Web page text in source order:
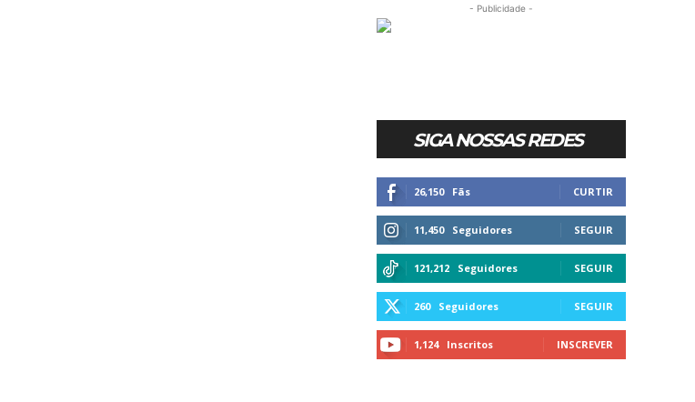
- Publicidade -
SIGA NOSSAS REDES
26,150 Fãs CURTIR
11,450 Seguidores SEGUIR
121,212 Seguidores SEGUIR
260 Seguidores SEGUIR
1,124 Inscritos INSCREVER